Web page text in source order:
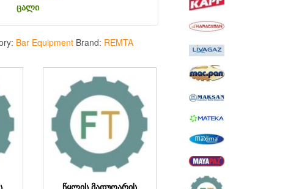
ცალი
Bar Equipment Brand: REMTA